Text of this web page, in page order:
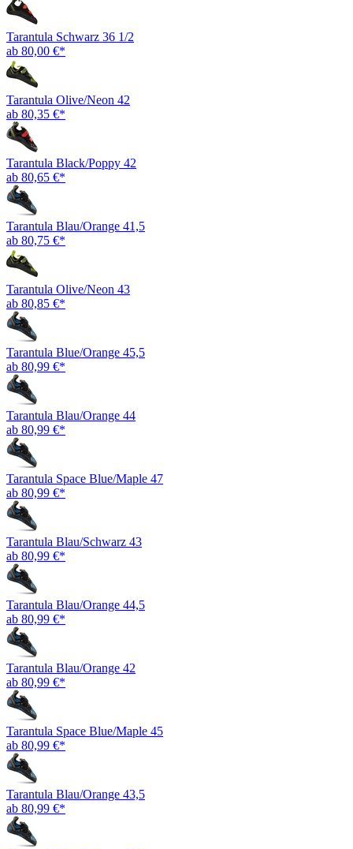
Tarantula Schwarz 36 1/2
ab 80,00 €*
Tarantula Olive/Neon 42
ab 80,35 €*
Tarantula Black/Poppy 42
ab 80,65 €*
Tarantula Blau/Orange 41,5
ab 80,75 €*
Tarantula Olive/Neon 43
ab 80,85 €*
Tarantula Blue/Orange 45,5
ab 80,99 €*
Tarantula Blau/Orange 44
ab 80,99 €*
Tarantula Space Blue/Maple 47
ab 80,99 €*
Tarantula Blau/Schwarz 43
ab 80,99 €*
Tarantula Blau/Orange 44,5
ab 80,99 €*
Tarantula Blau/Orange 42
ab 80,99 €*
Tarantula Space Blue/Maple 45
ab 80,99 €*
Tarantula Blau/Orange 43,5
ab 80,99 €*